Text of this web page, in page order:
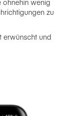
ohnehin wenig
zu
erwünscht und